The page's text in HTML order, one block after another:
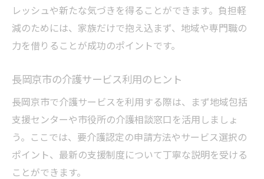
レッシュや新たな気づきを得ることができます。負担軽
減のためには、家族だけで抱え込まず、地域や専門職の
力を借りることが成功のポイントです。
長岡京市の介護サービス利用のヒント
長岡京市で介護サービスを利用する際は、まず地域包括
支援センターや市役所の介護相談窓口を活用しましょ
う。ここでは、要介護認定の申請方法やサービス選択の
ポイント、最新の支援制度について丁寧な説明を受ける
ことができます。